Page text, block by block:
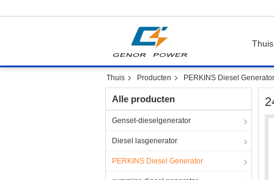
Thuis
Thuis Producten PERKINS Diesel Generator
Alle producten
Genset-dieselgenerator
Diesel lasgenerator
PERKINS Diesel Generator